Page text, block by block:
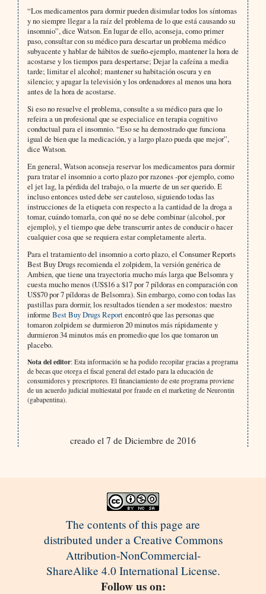
“Los medicamentos para dormir pueden disimular todos los síntomas
y no siempre llegar a la raíz del problema de lo que está causando su
insomnio”, dice Watson. En lugar de ello, aconseja, como primer
paso, consultar con su médico para descartar un problema médico
subyacente y hablar de hábitos de sueño-ejemplo, mantener la hora de
acostarse y los tiempos para despertarse; Dejar la cafeína a media
tarde; limitar el alcohol; mantener su habitación oscura y en
silencio; y apagar la televisión y los ordenadores al menos una hora
antes de la hora de acostarse.
Si eso no resuelve el problema, consulte a su médico para que lo
refeira a un profesional que se especialice en terapia cognitivo
conductual para el insomnio. “Eso se ha demostrado que funciona
igual de bien que la medicación, y a largo plazo pueda que mejor”,
dice Watson.
En general, Watson aconseja reservar los medicamentos para dormir
para tratar el insomnio a corto plazo por razones -por ejemplo, como
el jet lag, la pérdida del trabajo, o la muerte de un ser querido. E
incluso entonces usted debe ser cauteloso, siguiendo todas las
instrucciones de la etiqueta con respecto a la cantidad de la droga a
tomar, cuándo tomarla, con qué no se debe combinar (alcohol, por
ejemplo), y el tiempo que debe transcurrir antes de conducir o hacer
cualquier cosa que se requiera estar completamente alerta.
Para el tratamiento del insomnio a corto plazo, el Consumer Reports
Best Buy Drugs recomienda el zolpidem, la versión genérica de
Ambien, que tiene una trayectoria mucho más larga que Belsomra y
cuesta mucho menos (US$16 a $17 por 7 píldoras en comparación con
US$70 por 7 píldoras de Belsomra). Sin embargo, como con todas las
pastillas para dormir, los resultados tienden a ser modestos: nuestro
informe Best Buy Drugs Reportencontró que las personas que
tomaron zolpidem se durmieron 20 minutos más rápidamente y
durmieron 34 minutos más en promedio que los que tomaron un
placebo.
Nota del editor: Esta información se ha podido recopilar gracias a programa
de becas que otorga el fiscal general del estado para la educación de
consumidores y prescriptores. El financiamiento de este programa proviene
de un acuerdo judicial multiestatal por fraude en el marketing de Neurontin
(gabapentina).
creado el 7 de Diciembre de 2016
The contents of this page are
distributed under a Creative Commons
Attribution-NonCommercial-
ShareAlike 4.0 International License.
Follow us on: